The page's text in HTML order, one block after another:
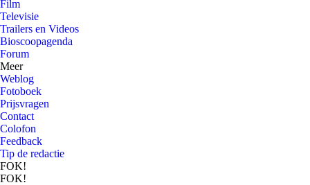
Film
Televisie
Trailers en Videos
Bioscoopagenda
Forum
Meer
Weblog
Fotoboek
Prijsvragen
Contact
Colofon
Feedback
Tip de redactie
FOK!
FOK!